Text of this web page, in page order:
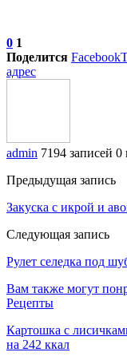
0 1
Поделится Facebook
адрес
admin 7194 записей 0
Предыдущая запись
Закуска с икрой и
Следующая запись
Рулет селедка под
Вам также могут
Рецепты
Картошка с
на 242 ккал